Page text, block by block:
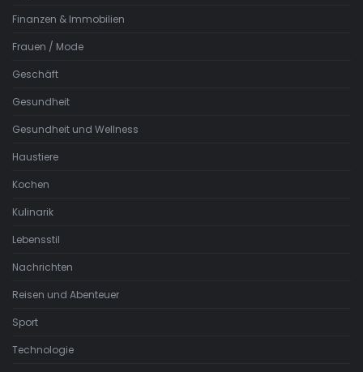
Finanzen & Immobilien
Frauen / Mode
Geschäft
Gesundheit
Gesundheit und Wellness
Haustiere
Kochen
Kulinarik
Lebensstil
Nachrichten
Reisen und Abenteuer
Sport
Technologie